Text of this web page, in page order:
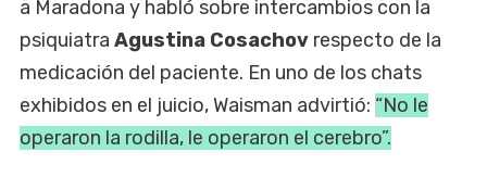
a Maradona y habló sobre intercambios con la
psiquiatra Agustina Cosachov respecto de la
medicación del paciente. En uno de los chats
exhibidos en el juicio, Waisman advirtió: “No le
operaron la rodilla, le operaron el cerebro”.